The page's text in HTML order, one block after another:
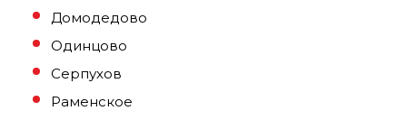
Домодедово
Одинцово
Серпухов
Раменское